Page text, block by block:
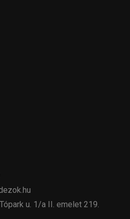
u. 1/a II. emelet 219.